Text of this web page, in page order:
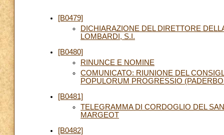
[B0479]
DICHIARAZIONE DEL DIRETTORE
LOMBARDI, S.I.
[B0480]
RINUNCE E NOMINE
COMUNICATO: RIUNIONE DEL
POPULORUM PROGRESSIO
[B0481]
TELEGRAMMA DI CORDOGLIO DEL
MARGEOT
[B0482]